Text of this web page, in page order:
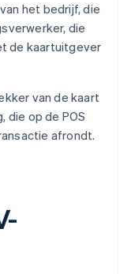
het bedrijf, die
die
de kaartuitgever
van de kaart
die op de POS
afrondt.